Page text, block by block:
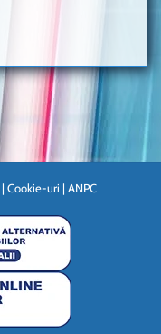
| Cookie-uri | ANPC